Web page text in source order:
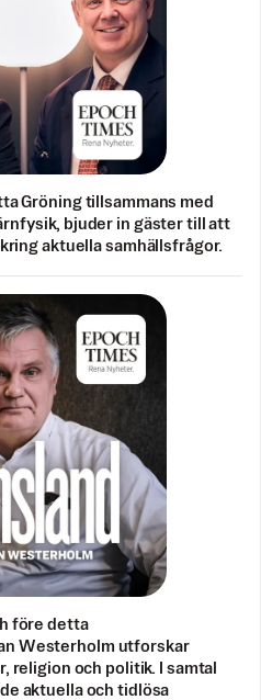
Gröning tillsammans med
bjuder in gäster till att
aktuella samhällsfrågor.
före detta
Westerholm utforskar
och politik. I samtal
aktuella och tidlösa